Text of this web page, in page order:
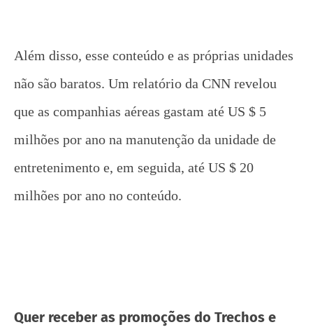
Além disso, esse conteúdo e as próprias unidades
não são baratos. Um relatório da CNN revelou
que as companhias aéreas gastam até US $ 5
milhões por ano na manutenção da unidade de
entretenimento e, em seguida, até US $ 20
milhões por ano no conteúdo.
Quer receber as promoções do Trechos e